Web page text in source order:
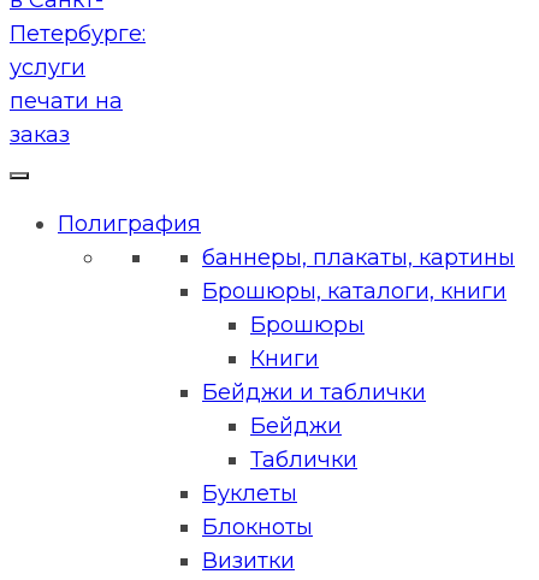
Полиграфия
баннеры, плакаты, картины
Брошюры, каталоги, книги
Брошюры
Книги
Бейджи и таблички
Бейджи
Таблички
Буклеты
Блокноты
Визитки